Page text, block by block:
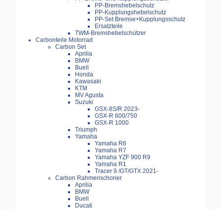
PP-Bremshebelschutz
PP-Kupplungshebelschutz
PP-Set Bremse+Kupplungsschutz
Ersatzteile
TWM-Bremshebelschützer
Carbonteile Motorrad
Carbon Set
Aprilia
BMW
Buell
Honda
Kawasaki
KTM
MV Agusta
Suzuki
GSX-8S/R 2023-
GSX-R 600/750
GSX-R 1000
Triumph
Yamaha
Yamaha R6
Yamaha R7
Yamaha YZF 900 R9
Yamaha R1
Tracer 9 /GT/GTX 2021-
Carbon Rahmenschoner
Aprilia
BMW
Buell
Ducati